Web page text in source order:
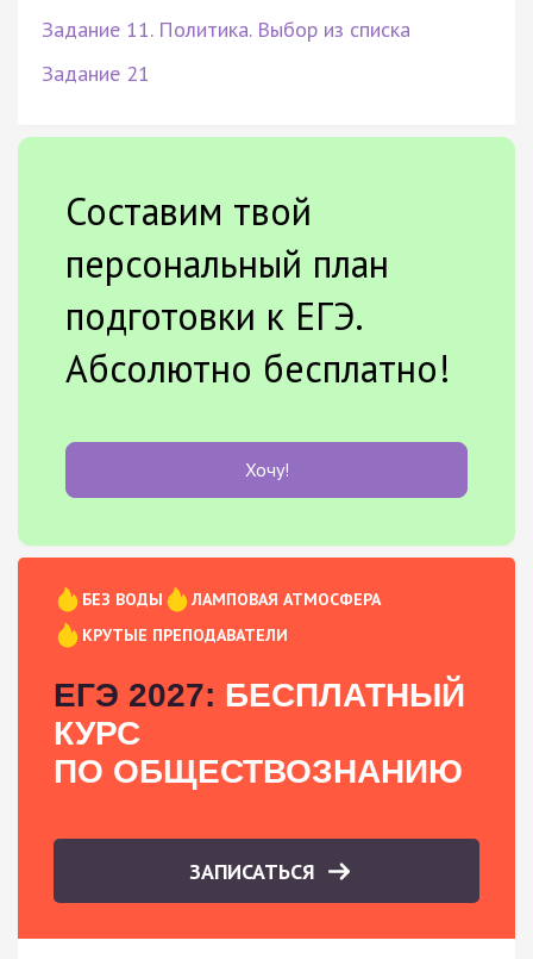
Задание 11. Политика. Выбор из списка
Задание 21
Составим твой
персональный план
подготовки к ЕГЭ.
Абсолютно бесплатно!
Хочу!
БЕЗ ВОДЫ
ЛАМПОВАЯ АТМОСФЕРА
КРУТЫЕ ПРЕПОДАВАТЕЛИ
ЕГЭ 2027: БЕСПЛАТНЫЙ
КУРС
ПО ОБЩЕСТВОЗНАНИЮ
ЗАПИСАТЬСЯ